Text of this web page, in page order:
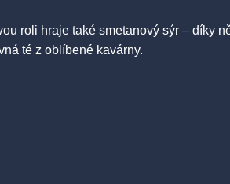
roli hraje také smetanový sýr – díky
té z oblíbené kavárny.